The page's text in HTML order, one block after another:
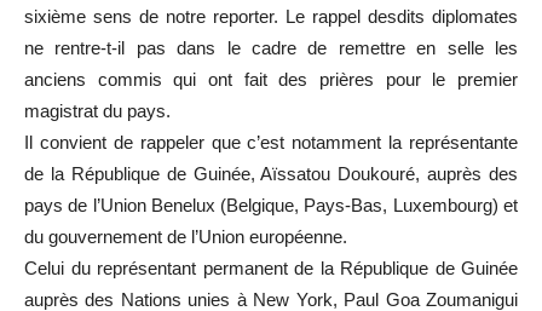
sixième sens de notre reporter. Le rappel desdits diplomates
ne rentre-t-il pas dans le cadre de remettre en selle les
anciens commis qui ont fait des prières pour le premier
magistrat du pays.
Il convient de rappeler que c’est notamment la représentante
de la République de Guinée, Aïssatou Doukouré, auprès des
pays de l’Union Benelux (Belgique, Pays-Bas, Luxembourg) et
du gouvernement de l’Union européenne.
Celui du représentant permanent de la République de Guinée
auprès des Nations unies à New York, Paul Goa Zoumanigui